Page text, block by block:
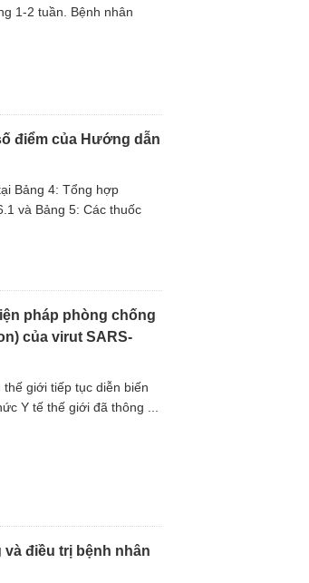
1-2 tuần. Bệnh nhân
điểm của Hướng dẫn
Bảng 4: Tổng hợp
và Bảng 5: Các thuốc
pháp phòng chống
của virut SARS-
giới tiếp tục diễn biến
Y tế thế giới đã thông ...
điều trị bệnh nhân